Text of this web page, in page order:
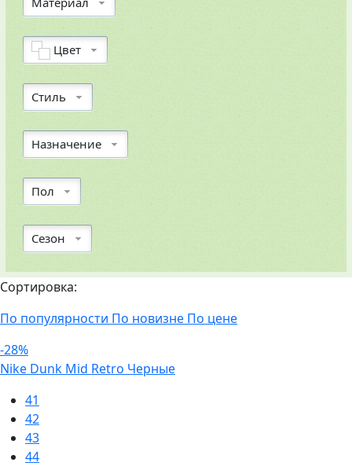
Цвет
Стиль
Назначение
Пол
Сезон
Сортировка:
По популярности По новизне По цене
-28%
Nike Dunk Mid Retro Черные
41
42
43
44